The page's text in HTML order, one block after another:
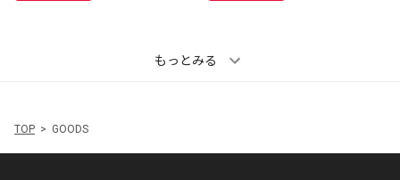
もっとみる
TOP GOODS